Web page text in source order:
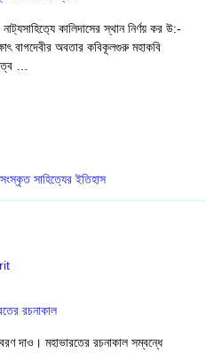
কালিদাসের স্থান নির্ণয় কর উ:-
বাগদেবীর অবতার কবিকূলগুরু মহাকবি
…
,সংস্কৃত সাহিত্যের ইতিহাস
দাও। মহাভারতের রচনাকাল সম্বন্ধে